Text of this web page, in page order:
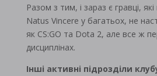
Разом з тим, і зараз є гравці,
Natus Vincere у багатьох, не
як CS:GO та Dota 2, але все ж
дисциплінах.
Інші активні підрозділи